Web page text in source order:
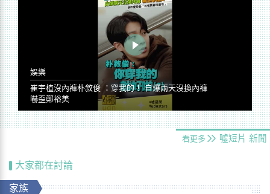
娛樂
崔宇植沒內褲朴敘俊 ：穿我的！ 自爆兩天沒換內褲
嚇歪鄭裕美
看更多 噓短片 新聞
大家都在討論
家族